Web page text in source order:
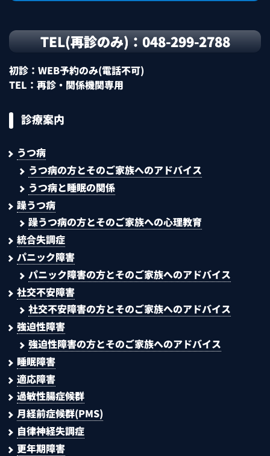
TEL(再診のみ)：048-299-2788
初診：WEB予約のみ(電話不可)
TEL：再診・関係機関専用
診療案内
うつ病
うつ病の方とそのご家族へのアドバイス
うつ病と睡眠の関係
躁うつ病
躁うつ病の方とそのご家族への心理教育
統合失調症
パニック障害
パニック障害の方とそのご家族へのアドバイス
社交不安障害
社交不安障害の方とそのご家族へのアドバイス
強迫性障害
強迫性障害の方とそのご家族へのアドバイス
睡眠障害
適応障害
過敏性腸症候群
月経前症候群(PMS)
自律神経失調症
更年期障害